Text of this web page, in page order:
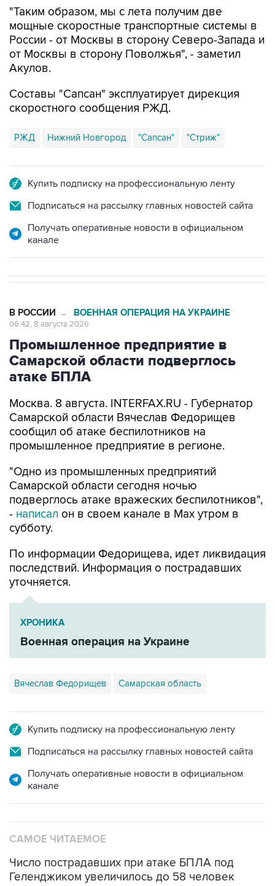
России - от Москвы в сторону Северо-Запада и
от Москвы в сторону Поволжья", - заметил
Акулов.
Составы "Сапсан" эксплуатирует дирекция
РЖД Нижний Новгород "Сапсан"
Подписаться на рассылку главных новостей сайта
Получать оперативные новости в официальном
Промышленное предприятие в
Самарской области подверглось
атаке БПЛА
Москва. 8 августа. INTERFAX.RU - Губернатор
сообщил об атаке беспилотников на
промышленное предприятие в регионе.
"Одно из промышленных предприятий
подверглось атаке вражеских беспилотников",
-написалон в своем канале в Max утром в
субботу.
По информации Федорищева, идет ликвидация
уточняется.
ХРОНИКА
Военная операция на Украине
Вячеслав Федорищев Самарская область
Подписаться на рассылку главных новостей сайта
Получать оперативные новости в официальном
Число пострадавших при атаке БПЛА под